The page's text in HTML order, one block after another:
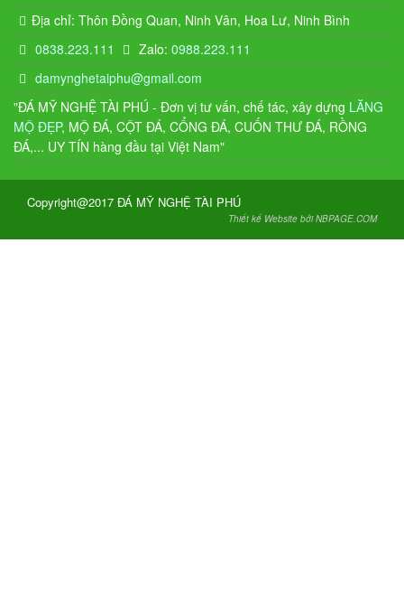
Địa chỉ: Thôn Đồng Quan, Ninh Vân, Hoa Lư, Ninh Bình
0838.223.111
Zalo:0988.223.111
damynghetaiphu@gmail.com
"ĐÁ MỸ NGHỆ TÀI PHÚ - Đơn vị tư vấn, chế tác, xây dựng LĂNG
MỘ ĐẸP, MỘ ĐÁ, CỘT ĐÁ, CỔNG ĐÁ, CUỐN THƯ ĐÁ, RỒNG
ĐÁ,... UY TÍN hàng đầu tại Việt Nam"
Copyright@2017 ĐÁ MỸ NGHỆ TÀI PHÚ
Thiết kế Website bởi NBPAGE.COM